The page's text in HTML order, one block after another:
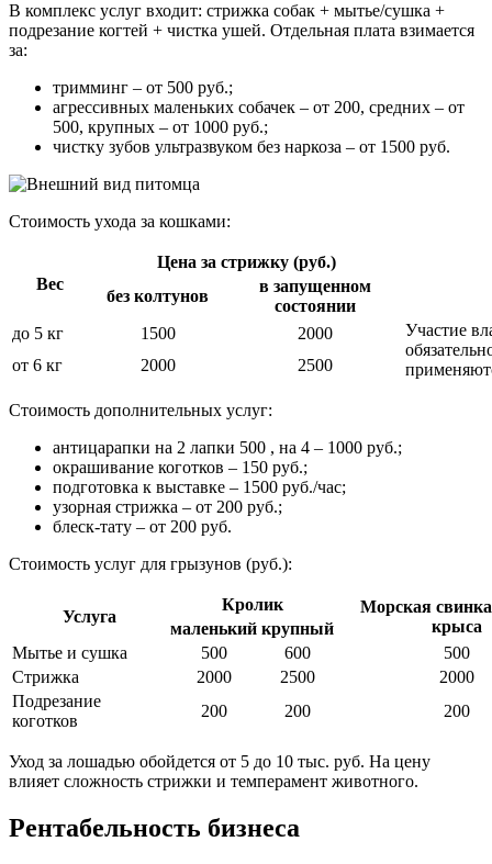
В комплекс услуг входит: стрижка собак + мытье/сушка +
подрезание когтей + чистка ушей. Отдельная плата взимается
за:
тримминг – от 500 руб.;
агрессивных маленьких собачек – от 200, средних – от
500, крупных – от 1000 руб.;
чистку зубов ультразвуком без наркоза – от 1500 руб.
Стоимость ухода за кошками:
Вес
Цена за стрижку (руб.)
без колтунов
в запущенном
состоянии
до 5 кг
1500 2000
Участие
от 6 кг 2000 2500
Стоимость дополнительных услуг:
антицарапки на 2 лапки 500 , на 4 – 1000 руб.;
окрашивание коготков – 150 руб.;
подготовка к выставке – 1500 руб./час;
узорная стрижка – от 200 руб.;
блеск-тату – от 200 руб.
Стоимость услуг для грызунов (руб.):
Услуга
Кролик
Морская
крыса
маленький крупный
Мытье и сушка
500 600
500
Стрижка
2000 2500
2000
Подрезание
коготков
200 200 200
Уход за лошадью обойдется от 5 до 10 тыс. руб. На цену
влияет сложность стрижки и темперамент животного.
Рентабельность бизнеса